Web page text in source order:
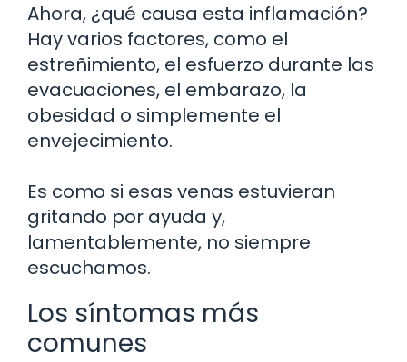
Ahora, ¿qué causa esta inflamación?
Hay varios factores, como el
estreñimiento, el esfuerzo durante las
evacuaciones, el embarazo, la
obesidad o simplemente el
envejecimiento.
Es como si esas venas estuvieran
gritando por ayuda y,
lamentablemente, no siempre
escuchamos.
Los síntomas más
comunes